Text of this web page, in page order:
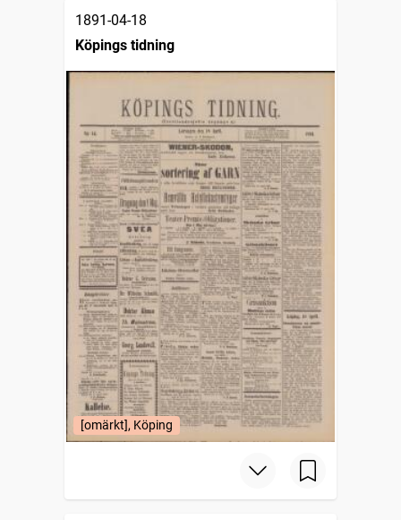
1891-04-18
Köpings tidning
[omärkt], Köping